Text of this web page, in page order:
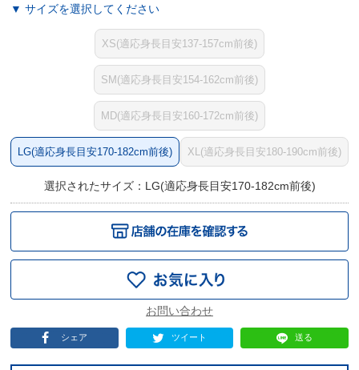
▼ サイズを選択してください
XS(適応身長目安137-157cm前後)
SM(適応身長目安154-162cm前後)
MD(適応身長目安160-172cm前後)
LG(適応身長目安170-182cm前後) XL(適応身長目安180-190cm前後)
選択されたサイズ：LG(適応身長目安170-182cm前後)
シェア ツイート 送る